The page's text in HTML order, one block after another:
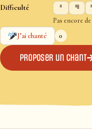
Difficulté
Pas encore
J’ai chanté
0
Proposer un chant